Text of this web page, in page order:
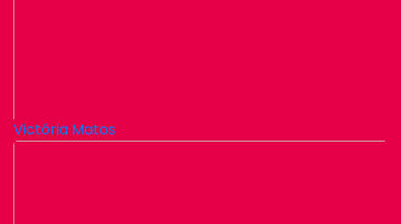
Victória Matos